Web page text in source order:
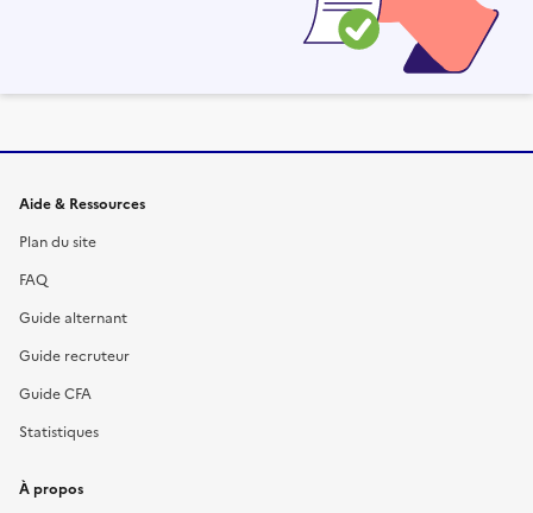
Informations et liens du site
Aide & Ressources
Plan du site
FAQ
Guide alternant
Guide recruteur
Guide CFA
Statistiques
À propos